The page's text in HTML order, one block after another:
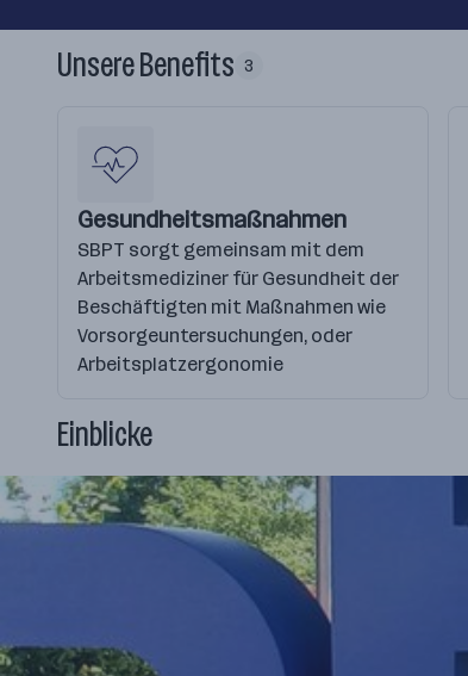
Unsere Benefits 3
Gesundheitsmaßnahmen
SBPT sorgt gemeinsam mit dem
Arbeitsmediziner für Gesundheit der
Beschäftigten mit Maßnahmen wie
Vorsorgeuntersuchungen, oder
Arbeitsplatzergonomie
Einblicke